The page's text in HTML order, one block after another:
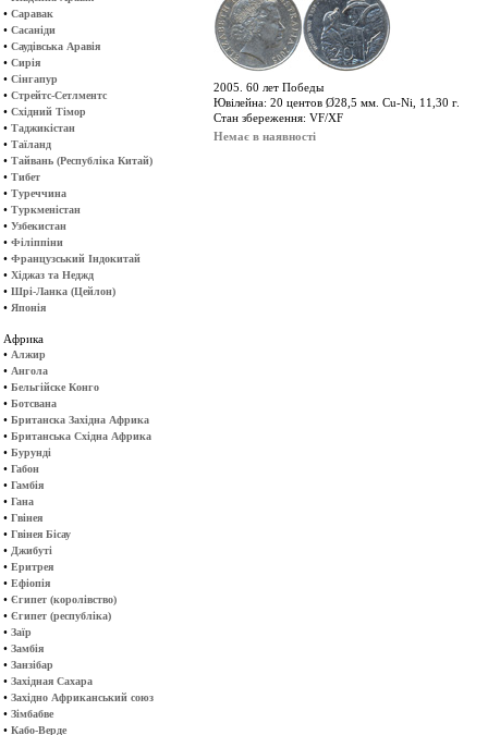
• Саравак
• Сасаніди
• Саудівська Аравія
• Сирія
• Сінгапур
• Стрейтс-Сетлментс
• Східний Тімор
• Таджикістан
• Таїланд
• Тайвань (Республіка Китай)
• Тибет
• Туреччина
• Туркменістан
• Узбекистан
• Філіппіни
• Французський Індокитай
• Хіджаз та Неджд
• Шрі-Ланка (Цейлон)
• Японія
Африка
• Алжир
• Ангола
• Бельгійске Конго
• Ботсвана
• Британска Західна Африка
• Британська Східна Африка
• Бурунді
• Габон
• Гамбія
• Гана
• Гвінея
• Гвінея Бісау
• Джибуті
• Еритрея
• Ефіопія
• Єгипет (королівство)
• Єгипет (республіка)
• Заїр
• Замбія
• Занзібар
• Західная Сахара
• Західно Африканський союз
• Зімбабве
• Кабо-Верде
2005. 60 лет Победы
Ювілейна: 20 центов Ø28,5 мм. Cu-Ni, 11,30 г.
Стан збереження: VF/XF
Немає в наявності